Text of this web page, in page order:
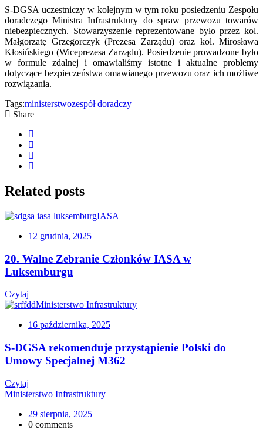
S-DGSA uczestniczy w kolejnym w tym roku posiedzeniu Zespołu
doradczego Ministra Infrastruktury do spraw przewozu towarów
niebezpiecznych. Stowarzyszenie reprezentowane było przez kol.
Małgorzatę Grzegorczyk (Prezesa Zarządu) oraz kol. Mirosława
Kłosińskiego (Wiceprezesa Zarządu). Posiedzenie prowadzone było
w formule zdalnej i omawialiśmy istotne i aktualne problemy
dotyczące bezpieczeństwa omawianego przewozu oraz ich możliwe
rozwiązania.
Tags:ministerstwozespół doradczy
Share
Related posts
IASA
12 grudnia, 2025
20. Walne Zebranie Członków IASA w
Luksemburgu
Czytaj
Ministerstwo Infrastruktury
16 października, 2025
S-DGSA rekomenduje przystąpienie Polski do
Umowy Specjalnej M362
Czytaj
Ministerstwo Infrastruktury
29 sierpnia, 2025
0 comments